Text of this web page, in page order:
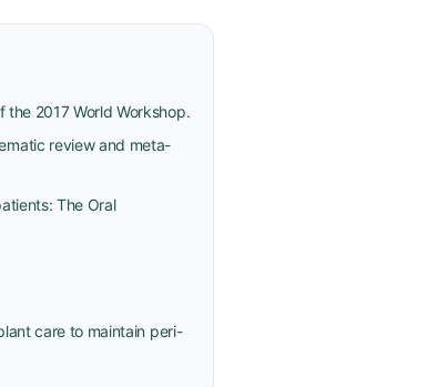
2017 World Workshop.
review and meta-
The Oral
care to maintain peri-